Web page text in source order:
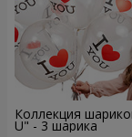
Коллекция
U" - 3 шарика